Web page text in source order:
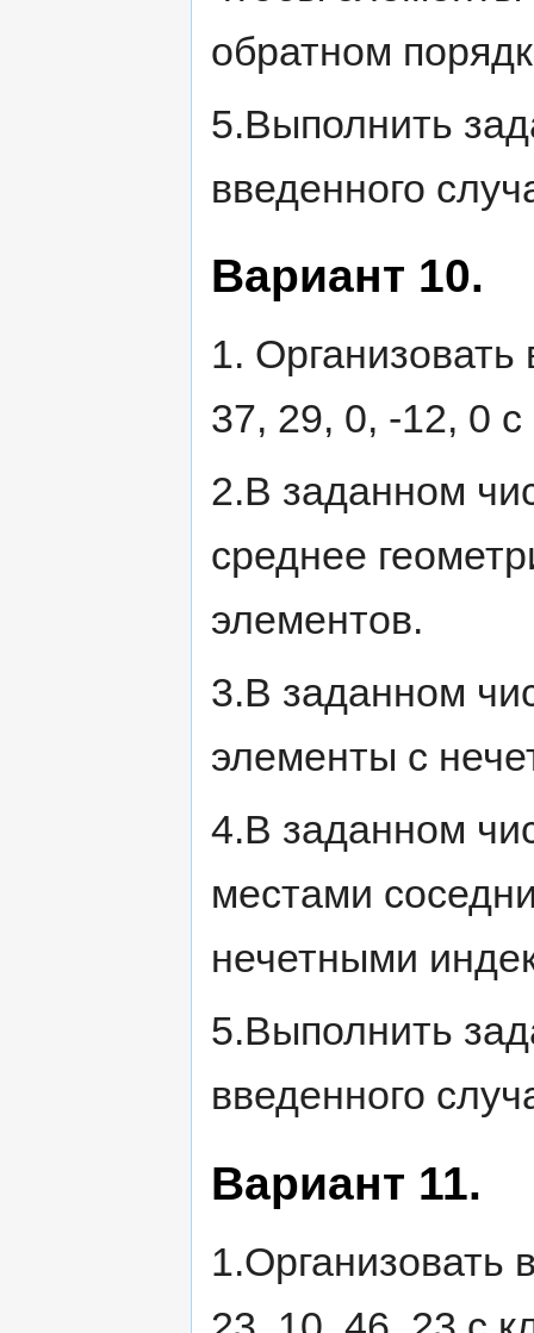
обратном
5.Выполнить
введенного
Вариант 10.
1.
37, 29, 0, -12, 0
2.В заданном
среднее
элементов.
3.В заданном
элементы с
4.В заданном
местами
нечетными
5.Выполнить
введенного
Вариант 11.
1.Организовать